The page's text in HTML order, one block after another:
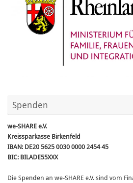
Spenden
we-SHARE e.V.
Kreissparkasse Birkenfeld
IBAN: DE20 5625 0030 0000 2454 45
BIC: BILADE55XXX
Die Spenden an we-SHARE e.V. sind vom